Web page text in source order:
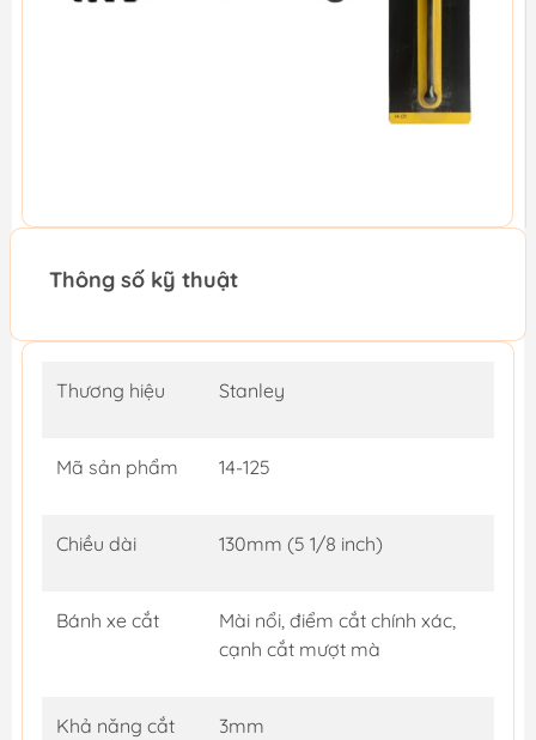
Thông số kỹ thuật
Thương hiệu Stanley
Mã sản phẩm 14-125
Chiều dài 130mm (5 1/8 inch)
Bánh xe cắt
Mài nổi, điểm cắt chính xác,
cạnh cắt mượt mà
Khả năng cắt
3mm